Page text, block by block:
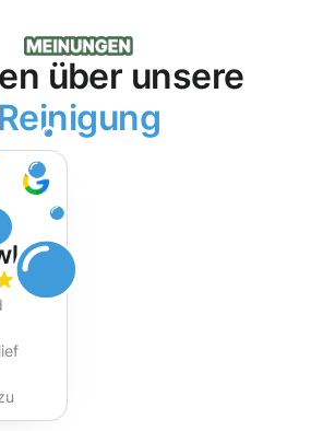
über unsere
Reinigung